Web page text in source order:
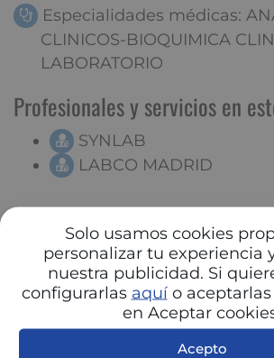
Solo usamos cookies
personalizar tu experiencia
nuestra publicidad. Si
configurarlas aquío
en Aceptar
Acepto
Especialidades médicas:
CLINICOS-BIOQUIMICA
LABORATORIO
Profesionales y servicios en
SYNLAB
LABCO MADRID